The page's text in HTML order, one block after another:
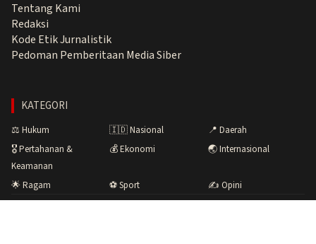
Tentang Kami
Redaksi
Kode Etik Jurnalistik
Pedoman Pemberitaan Media Siber
KATEGORI
⚖️ Hukum 🇮🇩 Nasional
📍 Daerah
🎖️ Pertahanan &
Keamanan
💰 Ekonomi 🌏 Internasional
🌟 Ragam ⚽ Sport ✍️ Opini